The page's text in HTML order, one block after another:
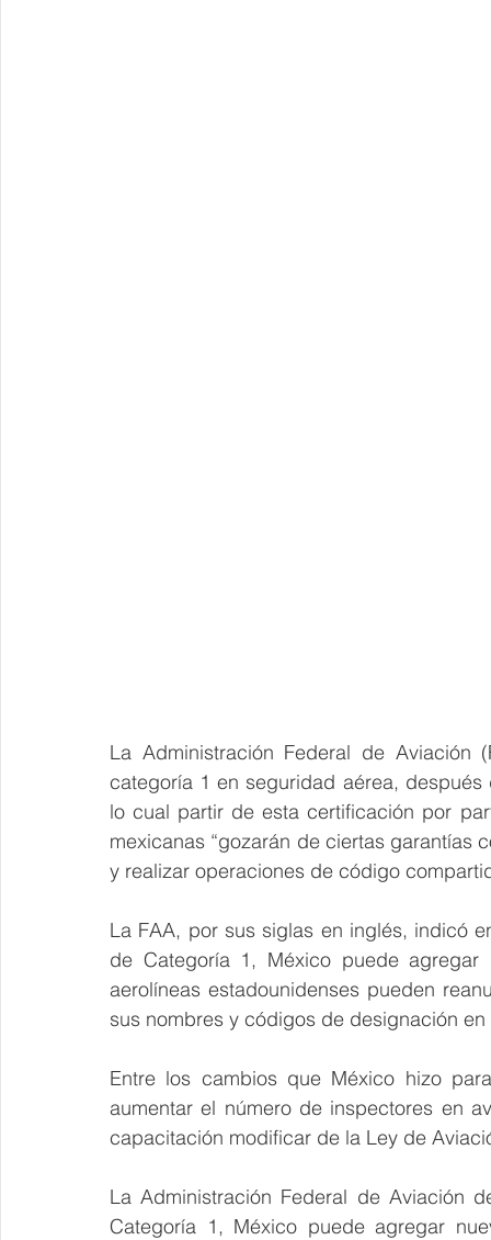
La Administración Federal de
categoría 1 en seguridad aérea,
lo cual partir de esta certificación por
mexicanas “gozarán de ciertas garantías
y realizar operaciones de código
La FAA, por sus siglas en inglés, indicó
de Categoría 1, México puede
aerolíneas estadounidenses pueden
sus nombres y códigos de designación
Entre los cambios que México hizo
aumentar el número de inspectores en
capacitación modificar de la Ley de
La Administración Federal de Aviación
Categoría 1, México puede agregar